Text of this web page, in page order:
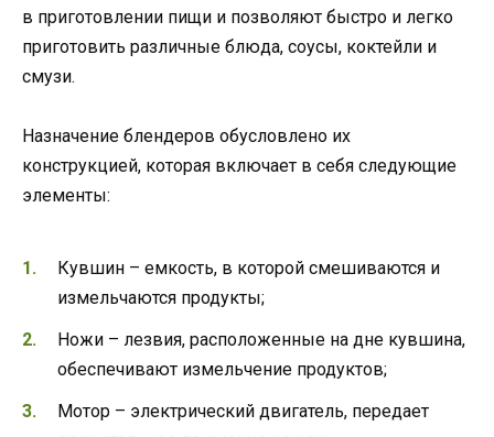
в приготовлении пищи и позволяют быстро и легко
приготовить различные блюда, соусы, коктейли и
смузи.
Назначение блендеров обусловлено их
конструкцией, которая включает в себя следующие
элементы:
Кувшин – емкость, в которой смешиваются и
измельчаются продукты;
Ножи – лезвия, расположенные на дне кувшина,
обеспечивают измельчение продуктов;
Мотор – электрический двигатель, передает